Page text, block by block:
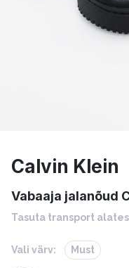
Calvin Klein
Vabaaja jalanõud
Tasuta transport
Vali värv: Must